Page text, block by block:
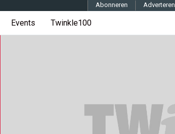
Events Twinkle100
Abonneren Adverteren